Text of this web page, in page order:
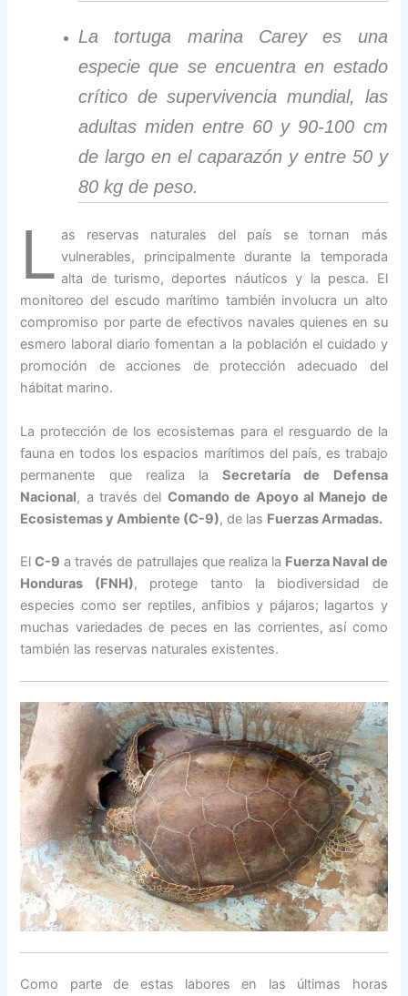
La tortuga marina Carey es una
especie que se encuentra en estado
crítico de supervivencia mundial, las
adultas miden entre 60 y 90-100 cm
de largo en el caparazón y entre 50 y
80 kg de peso.
L as reservas naturales del país se tornan más
vulnerables, principalmente durante la temporada
alta de turismo, deportes náuticos y la pesca. El
monitoreo del escudo marítimo también involucra un alto
compromiso por parte de efectivos navales quienes en su
esmero laboral diario fomentan a la población el cuidado y
promoción de acciones de protección adecuado del
hábitat marino.
La protección de los ecosistemas para el resguardo de la
fauna en todos los espacios marítimos del país, es trabajo
permanente que realiza laSecretaría de Defensa
Nacional, a través del Comando de Apoyo al Manejo de
Ecosistemas y Ambiente (C-9), de las Fuerzas Armadas.
ElC-9 a través de patrullajes que realiza la Fuerza Naval de
Honduras (FNH), protege tanto la biodiversidad de
especies como ser reptiles, anfibios y pájaros; lagartos y
muchas variedades de peces en las corrientes, así como
también las reservas naturales existentes.
Como parte de estas labores en las últimas horas